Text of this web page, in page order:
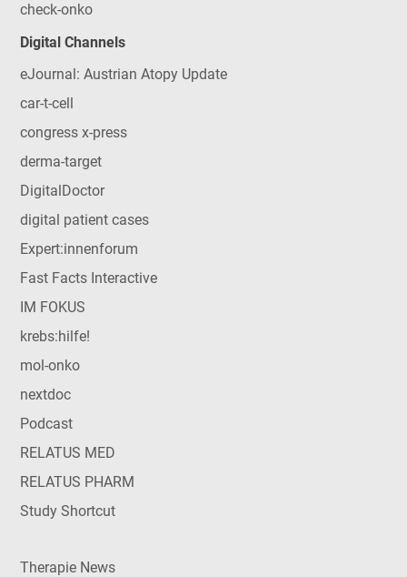
check-onko
Digital Channels
eJournal: Austrian Atopy Update
car-t-cell
congress x-press
derma-target
DigitalDoctor
digital patient cases
Expert:innenforum
Fast Facts Interactive
IM FOKUS
krebs:hilfe!
mol-onko
nextdoc
Podcast
RELATUS MED
RELATUS PHARM
Study Shortcut
Therapie News